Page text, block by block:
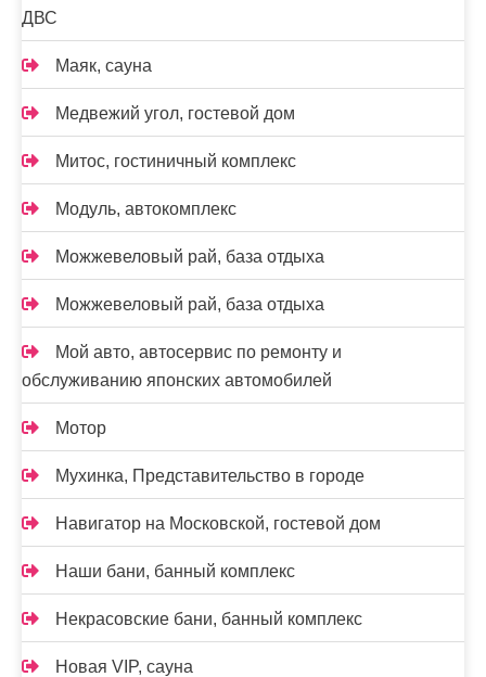
ДВС
Маяк, сауна
Медвежий угол, гостевой дом
Митос, гостиничный комплекс
Модуль, автокомплекс
Можжевеловый рай, база отдыха
Можжевеловый рай, база отдыха
Мой авто, автосервис по ремонту и
обслуживанию японских автомобилей
Мотор
Мухинка, Представительство в городе
Навигатор на Московской, гостевой дом
Наши бани, банный комплекс
Некрасовские бани, банный комплекс
Новая VIP, сауна